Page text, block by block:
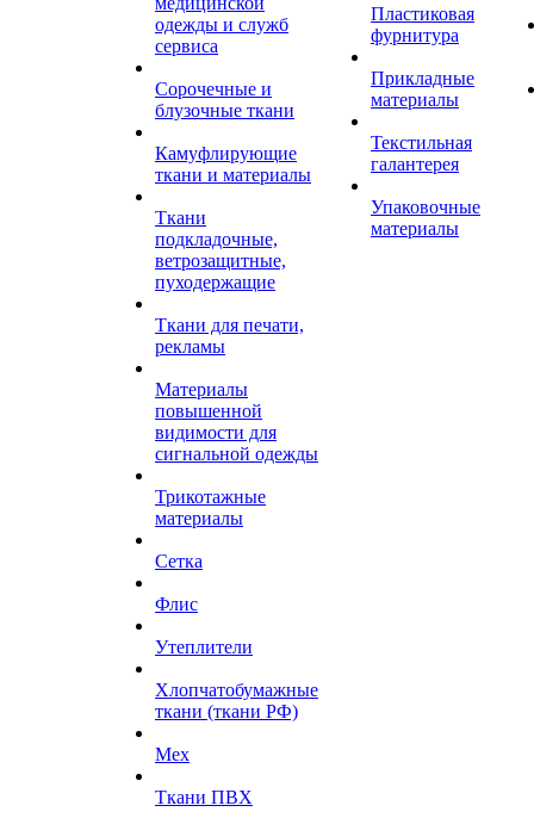
одежды и служб
сервиса
Сорочечные и
блузочные ткани
Камуфлирующие
ткани и материалы
Ткани
подкладочные,
ветрозащитные,
пуходержащие
Ткани для печати,
рекламы
Материалы
повышенной
видимости для
сигнальной одежды
Трикотажные
материалы
Сетка
Флис
Утеплители
Хлопчатобумажные
ткани (ткани РФ)
Мех
Ткани ПВХ
Пластиковая
фурнитура
Прикладные
материалы
Текстильная
галантерея
Упаковочные
материалы